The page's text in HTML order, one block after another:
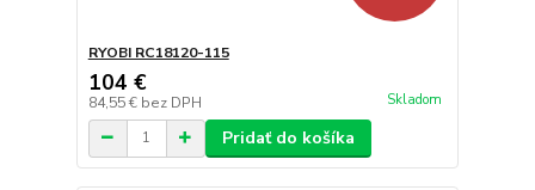
RYOBI RC18120-115
104 €
84,55 € bez DPH Skladom
Pridať do košíka